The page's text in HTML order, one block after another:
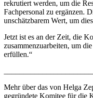
rekrutiert werden, um die
Fachpersonal zu ergänzen.
unschätzbarem Wert, um
Jetzt ist es an der Zeit, die
zusammenzuarbeiten, um
erfüllen.“
Mehr über das von Helga
gegründete Komitee für die